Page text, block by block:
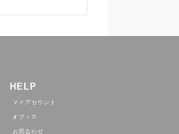
HELP
マイアカウント
オフィス
お問合わせ